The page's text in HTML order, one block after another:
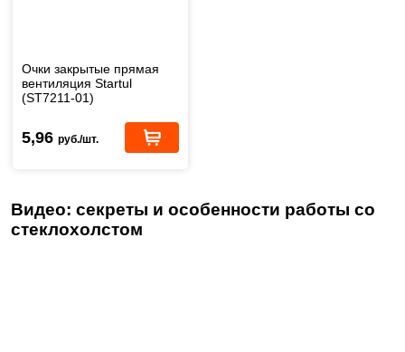
Очки закрытые прямая
вентиляция Startul
(ST7211-01)
5,96 руб./шт.
Видео: секреты и особенности работы со
стеклохолстом